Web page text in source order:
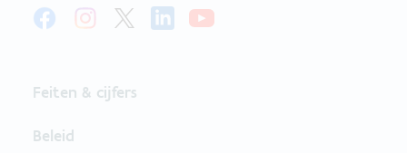
Feiten & cijfers
Beleid